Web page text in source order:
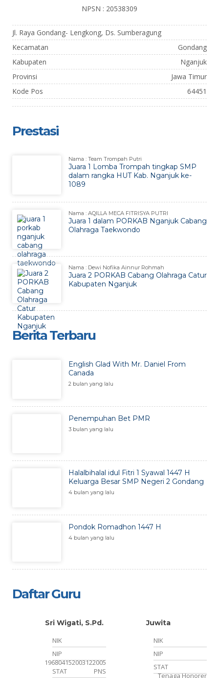
NPSN : 20538309
Jl. Raya Gondang- Lengkong, Ds. Sumberagung
Kecamatan
Gondang
Kabupaten
Nganjuk
Provinsi
Jawa Timur
Kode Pos
64451
Prestasi
Nama : Team Trompah Putri
Juara 1 Lomba Trompah tingkap SMP
dalam rangka HUT Kab. Nganjuk ke-
1089
Nama : AQILLA MECA FITRISYA PUTRI
Juara 1 dalam PORKAB Nganjuk Cabang
Olahraga Taekwondo
Nama : Dewi Nofika Ainnur Rohmah
Juara 2 PORKAB Cabang Olahraga Catur
Kabupaten Nganjuk
Berita Terbaru
English Glad With Mr. Daniel From
Canada
2 bulan yang lalu
Penempuhan Bet PMR
3 bulan yang lalu
Halalbihalal idul Fitri 1 Syawal 1447 H
Keluarga Besar SMP Negeri 2 Gondang
4 bulan yang lalu
Pondok Romadhon 1447 H
4 bulan yang lalu
Daftar Guru
Sri Wigati, S.Pd.
NIK
NIP
196804152003122005
STAT
PNS
Juwita
NIK
NIP
STAT
Tenaga Honorer